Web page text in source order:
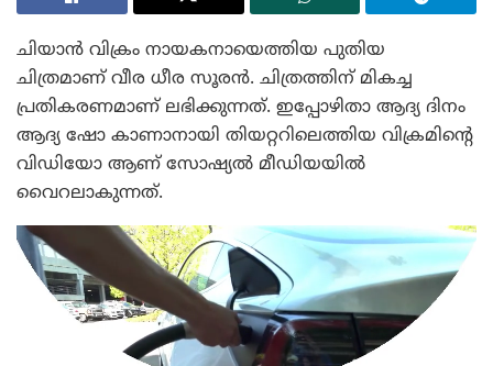
ചിയാൻ വിക്രം നായകനായെത്തിയ പുതിയ
ചിത്രമാണ് വീര ധീര സൂരൻ. ചിത്രത്തിന് മികച്ച
പ്രതികരണമാണ് ലഭിക്കുന്നത്. ഇപ്പോഴിതാ ആദ്യ ദിനം
ആദ്യ ഷോ കാണാനായി തിയറ്ററിലെത്തിയ വിക്രമിന്റെ
വിഡിയോ ആണ് സോഷ്യൽ മീഡിയയിൽ
വൈറലാകുന്നത്.